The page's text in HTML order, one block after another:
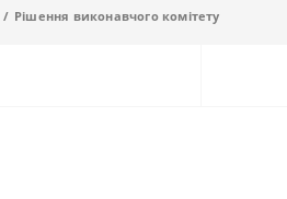
Рішення виконавчого комітету